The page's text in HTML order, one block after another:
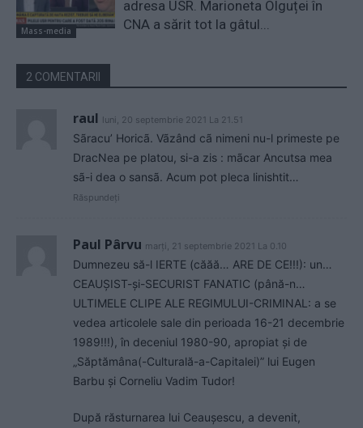
Mass-media
adresa USR. Marioneta Olguței în
CNA a sărit tot la gâtul...
2 COMENTARII
raul luni, 20 septembrie 2021 La 21.51
Sãracu’ Horicã. Vãzând cã nimeni nu-l primeste pe
DracNea pe platou, si-a zis : mãcar Ancutsa mea
sã-i dea o sansã. Acum pot pleca linishtit…
Răspundeți
Paul Pârvu marți, 21 septembrie 2021 La 0.10
Dumnezeu să-l IERTE (căăă… ARE DE CE!!!): un…
CEAUȘIST-și-SECURIST FANATIC (până-n…
ULTIMELE CLIPE ALE REGIMULUI-CRIMINAL: a se
vedea articolele sale din perioada 16-21 decembrie
1989!!!), în deceniul 1980-90, apropiat și de
„Săptămâna(-Culturală-a-Capitalei)” lui Eugen
Barbu și Corneliu Vadim Tudor!
După răsturnarea lui Ceaușescu, a devenit,